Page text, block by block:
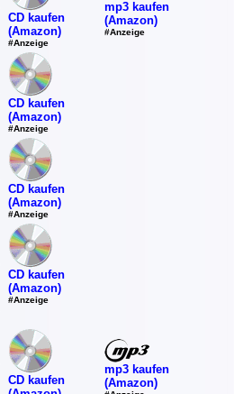
CD kaufen
(Amazon)
#Anzeige
mp3 kaufen
(Amazon)
#Anzeige
CD kaufen
(Amazon)
#Anzeige
CD kaufen
(Amazon)
#Anzeige
CD kaufen
(Amazon)
#Anzeige
CD kaufen
mp3 kaufen
(Amazon)